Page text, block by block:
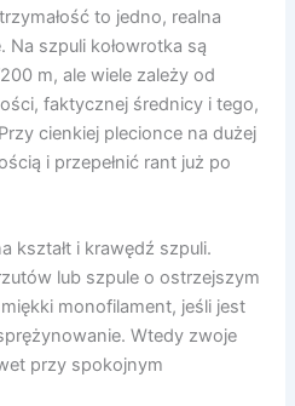
to jedno, realna
szpuli kołowrotka są
m, ale wiele zależy od
faktycznej średnicy i tego,
cienkiej plecionce na dużej
i przepełnić rant już po
kształt i krawędź szpuli.
lub szpule o ostrzejszym
monofilament, jeśli jest
Wtedy zwoje
przy spokojnym